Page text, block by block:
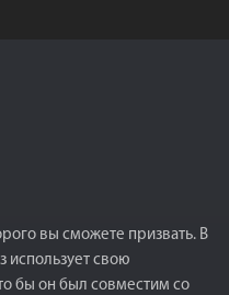
вы сможете призвать. В
использует свою
бы он был совместим со